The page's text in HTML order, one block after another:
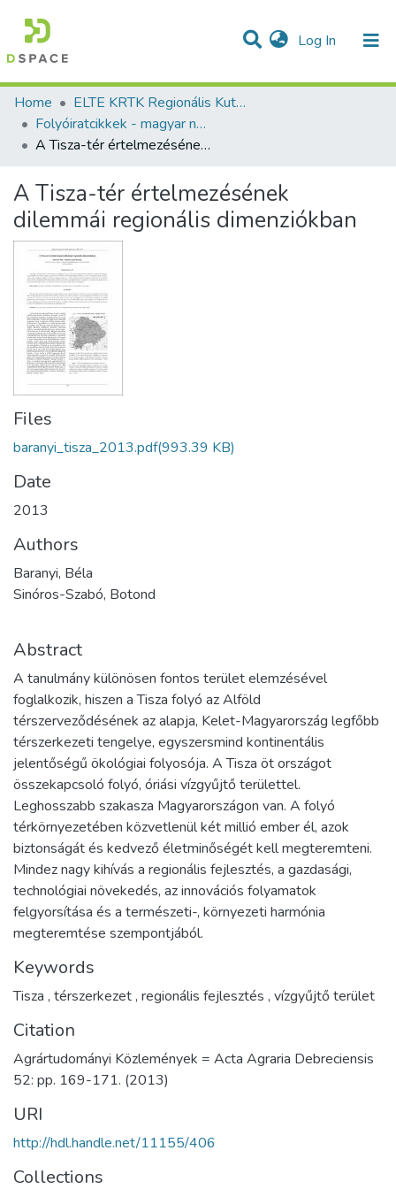
Log In (current)
Communities & Collections
Statistics
All of DSpace
Home
ELTE KRTK Regionális Kutatások Intézete
Folyóiratcikkek - magyar nyelvű (RKI)
A Tisza-tér értelmezésének dilemmái regionális dimenziókban
A Tisza-tér értelmezésének
dilemmái regionális dimenziókban
Files
baranyi_tisza_2013.pdf(993.39 KB)
Date
2013
Authors
Baranyi, Béla
Sinóros-Szabó, Botond
Abstract
A tanulmány különösen fontos terület elemzésével
foglalkozik, hiszen a Tisza folyó az Alföld
térszerveződésének az alapja, Kelet-Magyarország legfőbb
térszerkezeti tengelye, egyszersmind kontinentális
jelentőségű ökológiai folyosója. A Tisza öt országot
összekapcsoló folyó, óriási vízgyűjtő területtel.
Leghosszabb szakasza Magyarországon van. A folyó
térkörnyezetében közvetlenül két millió ember él, azok
biztonságát és kedvező életminőségét kell megteremteni.
Mindez nagy kihívás a regionális fejlesztés, a gazdasági,
technológiai növekedés, az innovációs folyamatok
felgyorsítása és a természeti-, környezeti harmónia
megteremtése szempontjából.
Keywords
Tisza , térszerkezet, regionális fejlesztés , vízgyűjtő terület
Citation
Agrártudományi Közlemények = Acta Agraria Debreciensis
52: pp. 169-171. (2013)
URI
http://hdl.handle.net/11155/406
Collections